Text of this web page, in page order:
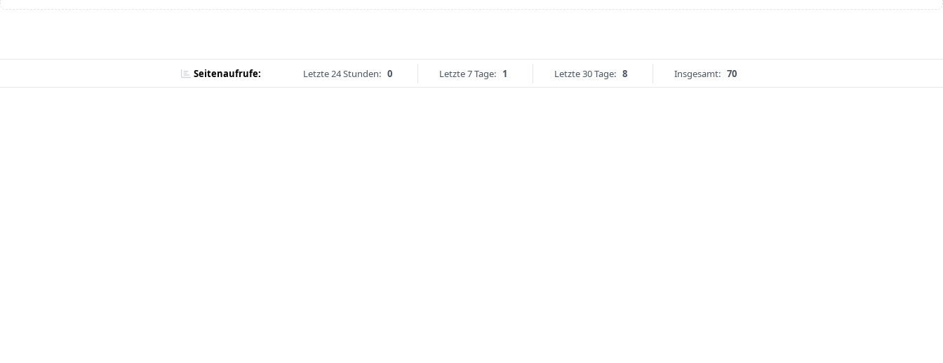
Seitenaufrufe: Letzte 24 Stunden: 0 Letzte 7 Tage: 1 Letzte 30 Tage: 8 Insgesamt: 70